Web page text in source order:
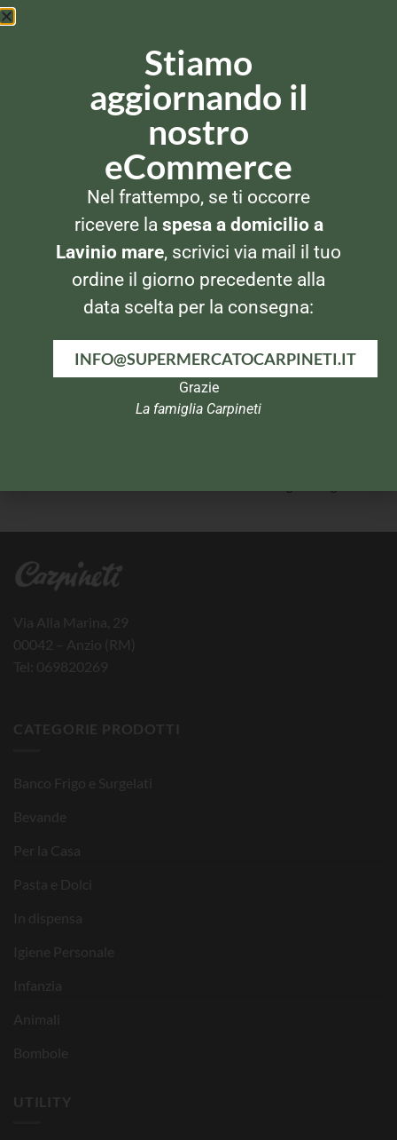
FORMAGGI
Rovagnati Pecorino
Grattugiato 100gr
Tigre Formaggino
Via Alla Marina, 29
00042 – Anzio (RM)
Tel: 069820269
CATEGORIE PRODOTTI
Banco Frigo e Surgelati
Bevande
Per la Casa
Pasta e Dolci
In dispensa
Igiene Personale
Infanzia
Animali
Bombole
UTILITY
Stiamo
aggiornando il
nostro
eCommerce
Nel frattempo, se ti occorre
ricevere la spesa a domicilio a
Lavinio mare, scrivici via mail il tuo
ordine il giorno precedente alla
data scelta per la consegna:
INFO@SUPERMERCATOCARPINETI.IT
Grazie
La famiglia Carpineti